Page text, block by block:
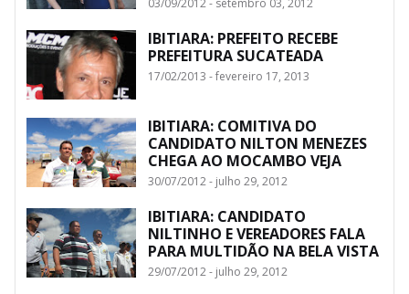
03/09/2012 - setembro 03, 2012
IBITIARA: PREFEITO RECEBE
PREFEITURA SUCATEADA
17/02/2013 - fevereiro 17, 2013
IBITIARA: COMITIVA DO
CANDIDATO NILTON MENEZES
CHEGA AO MOCAMBO VEJA
30/07/2012 - julho 29, 2012
IBITIARA: CANDIDATO
NILTINHO E VEREADORES FALA
PARA MULTIDÃO NA BELA VISTA
29/07/2012 - julho 29, 2012